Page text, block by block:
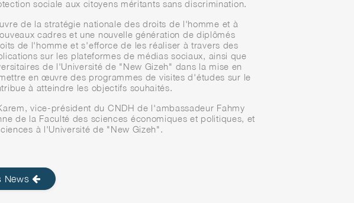
sociale aux citoyens méritants sans discrimination.
de la stratégie nationale des droits de l'homme et à
cadres et une nouvelle génération de diplômés
de l'homme et s'efforce de les réaliser à travers des
sur les plateformes de médias sociaux, ainsi que
de l'Université de "New Gizeh" dans la mise en
en œuvre des programmes de visites d'études sur le
à atteindre les objectifs souhaités.
vice-président du CNDH de l'ambassadeur Fahmy
de la Faculté des sciences économiques et politiques, et
à l'Université de "New Gizeh".
News